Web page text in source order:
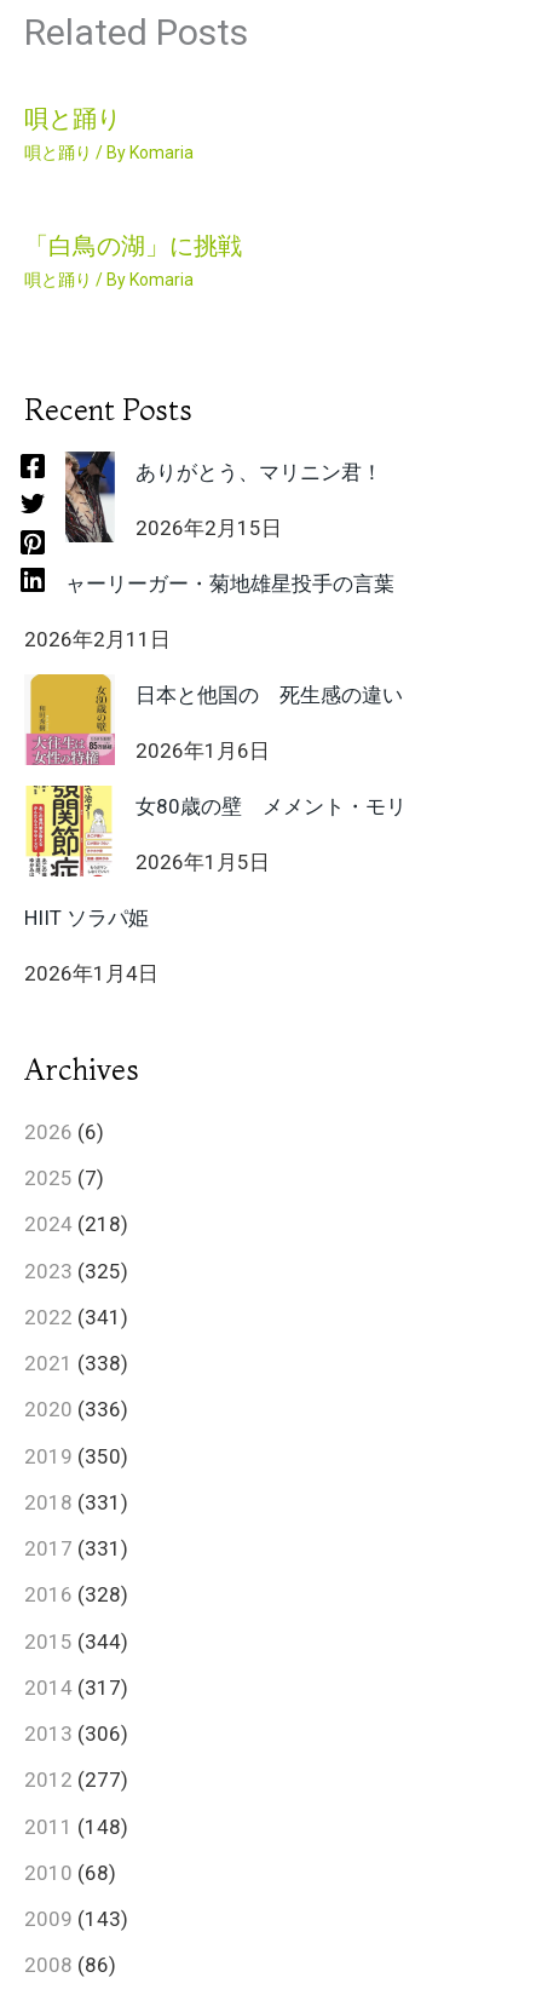
Related Posts
唄と踊り
唄と踊り / By Komaria
「白鳥の湖」に挑戦
唄と踊り / By Komaria
Recent Posts
ありがとう、マリニン君！
2026年2月15日
メジャーリーガー・菊地雄星投手の言葉
2026年2月11日
日本と他国の 死生感の違い
2026年1月6日
女80歳の壁 メメント・モリ
2026年1月5日
HIIT ソラパ姫
2026年1月4日
Archives
2026 (6)
2025 (7)
2024 (218)
2023 (325)
2022 (341)
2021 (338)
2020 (336)
2019 (350)
2018 (331)
2017 (331)
2016 (328)
2015 (344)
2014 (317)
2013 (306)
2012 (277)
2011 (148)
2010 (68)
2009 (143)
2008 (86)